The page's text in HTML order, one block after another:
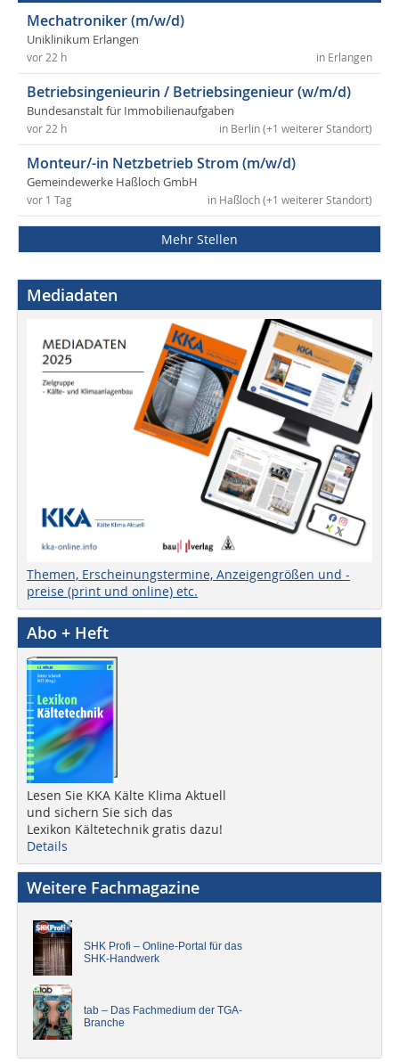
Mechatroniker (m/w/d)
Uniklinikum Erlangen
in Erlangen
vor 22 h
Betriebsingenieurin / Betriebsingenieur (w/m/d)
Bundesanstalt für Immobilienaufgaben
in Berlin (+1 weiterer Standort)
vor 22 h
Monteur/-in Netzbetrieb Strom (m/w/d)
Gemeindewerke Haßloch GmbH
in Haßloch (+1 weiterer Standort)
vor 1 Tag
Mehr Stellen
Mediadaten
Themen, Erscheinungstermine, Anzeigengrößen und -
preise (print und online) etc.
Abo + Heft
Lesen Sie KKA Kälte Klima Aktuell
und sichern Sie sich das
Lexikon Kältetechnik gratis dazu!
Details
Weitere Fachmagazine
SHK Profi – Online-Portal für das
SHK-Handwerk
tab – Das Fachmedium der TGA-
Branche